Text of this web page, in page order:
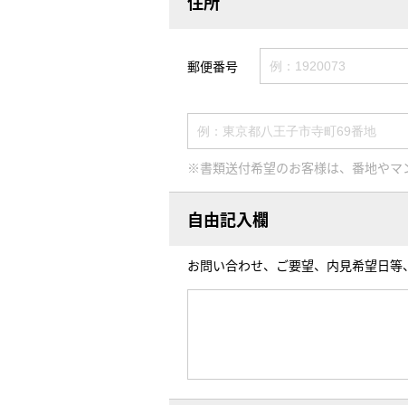
郵便番号
※書類送付希望のお客様は、番地や
自由記入欄
お問い合わせ、ご要望、内見希望日